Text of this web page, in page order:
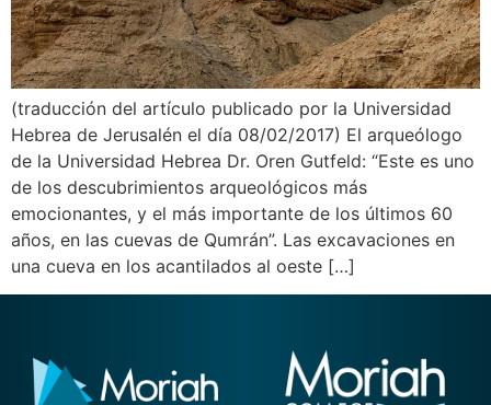
(traducción del artículo publicado por la Universidad
Hebrea de Jerusalén el día 08/02/2017) El arqueólogo
de la Universidad Hebrea Dr. Oren Gutfeld: “Este es uno
de los descubrimientos arqueológicos más
emocionantes, y el más importante de los últimos 60
años, en las cuevas de Qumrán”. Las excavaciones en
una cueva en los acantilados al oeste […]